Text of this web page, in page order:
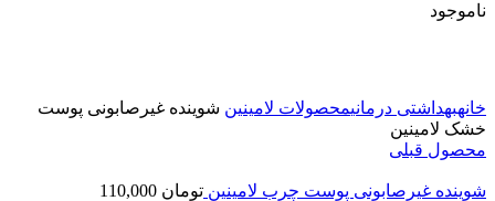
ناموجود
خانهبهداشتی درمانیمحصولات لامینین شوینده غیرصابونی پوست
خشک لامینین
محصول قبلی
شوینده غیرصابونی پوست چرب لامینین تومان